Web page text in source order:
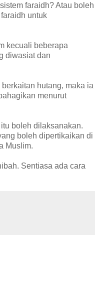
faraidh? Atau boleh
untuk
kecuali beberapa
diwasiat dan
hutang, maka ia
menurut
boleh dilaksanakan.
boleh dipertikaikan di
Muslim.
Sentiasa ada cara